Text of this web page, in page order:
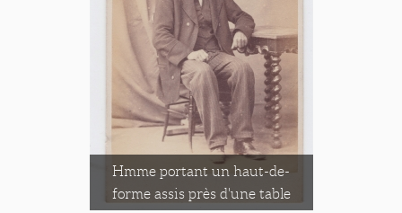
Hmme portant un haut-de-
forme assis près d'une table